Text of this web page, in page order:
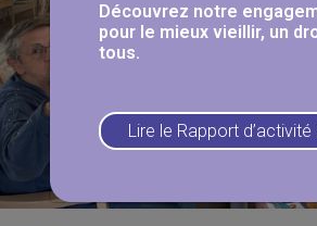
Découvrez notre
pour le mieux vieillir, un
tous.
Lire le Rapport d’activité